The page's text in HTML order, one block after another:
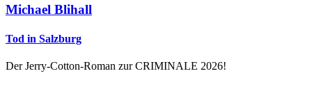
Michael Blihall
Tod in Salzburg
Der Jerry-Cotton-Roman zur CRIMINALE 2026!